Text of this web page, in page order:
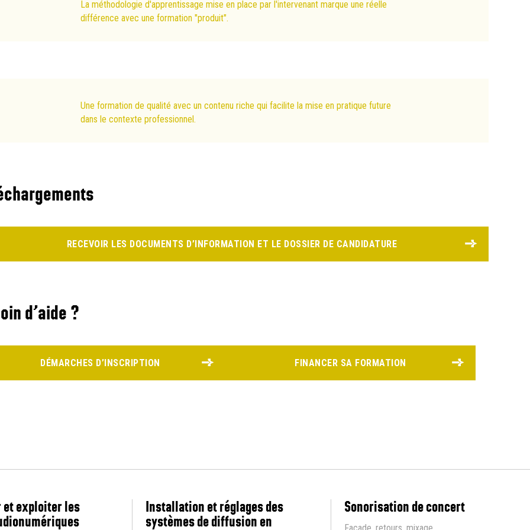
La méthodologie d'apprentissage mise en place par l'intervenant marque une réelle
différence avec une formation "produit".
Une formation de qualité avec un contenu riche qui facilite la mise en pratique future
dans le contexte professionnel.
RECEVOIR LES DOCUMENTS D’INFORMATION ET LE DOSSIER DE CANDIDATURE
d’aide ?
DÉMARCHES D’INSCRIPTION FINANCER SA FORMATION
et exploiter les
Installation et réglages des
systèmes de diffusion en
Sonorisation de concert